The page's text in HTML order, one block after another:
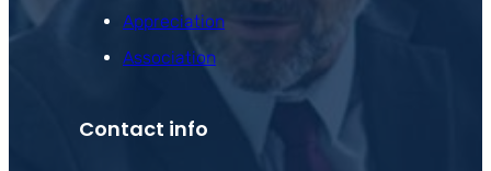
Appreciation
Association
Contact info